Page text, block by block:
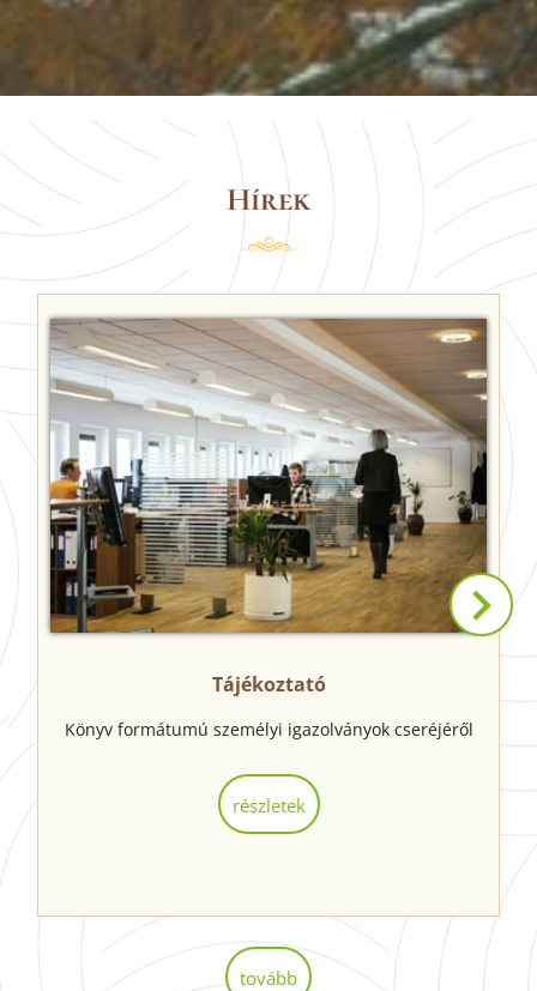
Hírek
Tájékoztató
Könyv formátumú személyi igazolványok cseréjéről
részletek
tovább